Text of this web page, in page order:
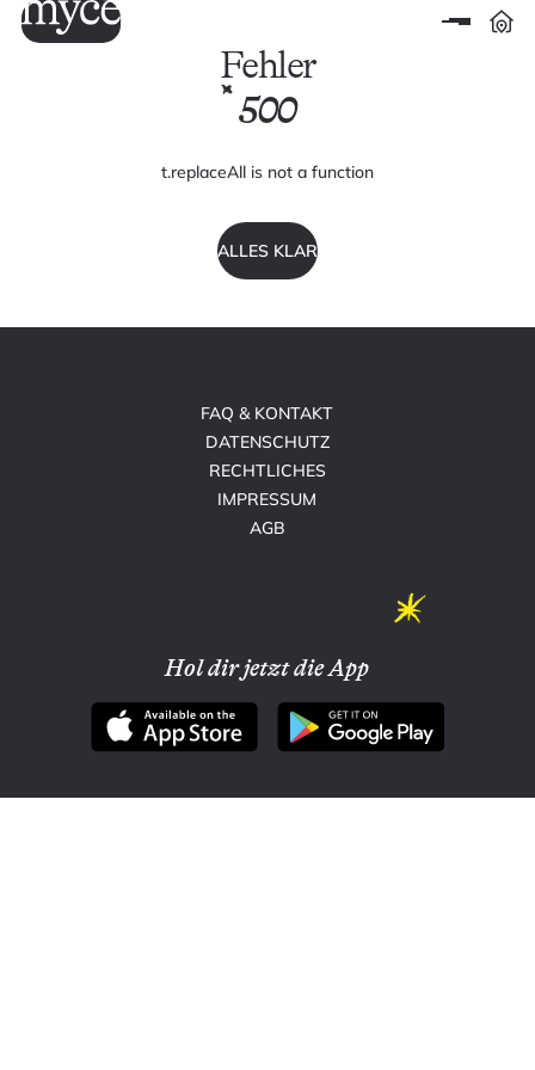
Fehler
500
t.replaceAll is not a function
ALLES KLAR
FAQ & KONTAKT
DATENSCHUTZ
RECHTLICHES
IMPRESSUM
AGB
Hol dir jetzt die App